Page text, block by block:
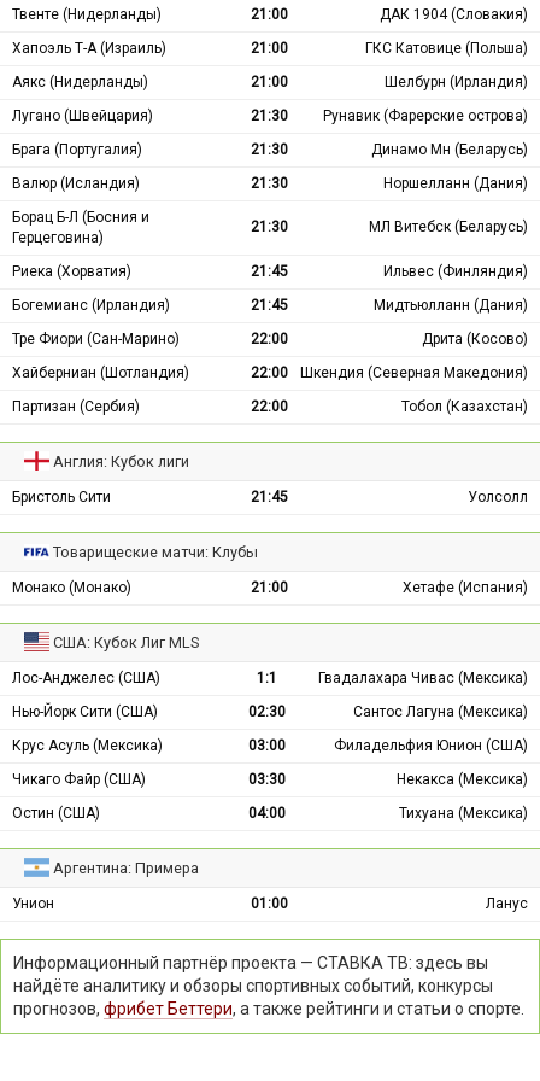
Твенте (Нидерланды)
21:00
ДАК 1904 (Словакия)
Хапоэль Т-А (Израиль)
21:00
ГКС Катовице (Польша)
Аякс (Нидерланды)
21:00
Шелбурн (Ирландия)
Лугано (Швейцария)
21:30
Рунавик (Фарерские острова)
Брага (Португалия)
21:30
Динамо Мн (Беларусь)
Валюр (Исландия)
21:30
Норшелланн (Дания)
Борац Б-Л (Босния и
Герцеговина)
21:30 МЛ Витебск (Беларусь)
Риека (Хорватия) 21:45
Ильвес (Финляндия)
Богемианс (Ирландия)
21:45
Мидтьюлланн (Дания)
Тре Фиори (Сан-Марино)
22:00
Дрита (Косово)
Хайберниан (Шотландия)
22:00
Шкендия (Северная Македония)
Партизан (Сербия)
22:00 Тобол (Казахстан)
Англия: Кубок лиги
Бристоль Сити 21:45 Уолсолл
Товарищеские матчи: Клубы
Монако (Монако) 21:00 Хетафе (Испания)
США: Кубок Лиг MLS
Лос-Анджелес (США) 1:1
Гвадалахара Чивас (Мексика)
Нью-Йорк Сити (США)
02:30
Сантос Лагуна (Мексика)
Крус Асуль (Мексика)
03:00
Филадельфия Юнион (США)
Чикаго Файр (США)
03:30
Некакса (Мексика)
Остин (США)
04:00 Тихуана (Мексика)
Аргентина: Примера
Унион 01:00 Ланус
Информационный партнёр проекта — СТАВКА ТВ: здесь вы
найдёте аналитику и обзоры спортивных событий, конкурсы
прогнозов, фрибет Беттери, а также рейтинги и статьи о спорте.